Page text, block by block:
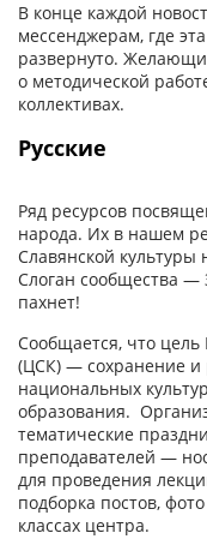
В конце каждой
мессенджерам, где
развернуто.
о методической
коллективах.
Русские
Ряд ресурсов
народа. Их в нашем
Славянской культуры
Слоган сообщества —
пахнет!
Сообщается, что
(ЦСК) — сохранение и
национальных
образования.
тематические
преподавателей —
для проведения
подборка постов,
классах центра.